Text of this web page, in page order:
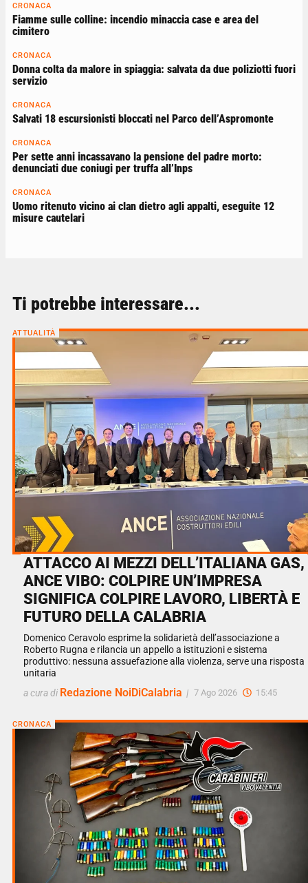
CRONACA
Fiamme sulle colline: incendio minaccia case e area del
cimitero
CRONACA
Donna colta da malore in spiaggia: salvata da due poliziotti fuori
servizio
CRONACA
Salvati 18 escursionisti bloccati nel Parco dell’Aspromonte
CRONACA
Per sette anni incassavano la pensione del padre morto:
denunciati due coniugi per truffa all’Inps
CRONACA
Uomo ritenuto vicino ai clan dietro agli appalti, eseguite 12
misure cautelari
Ti potrebbe interessare...
ATTUALITÀ
ATTACCO AI MEZZI DELL’ITALIANA GAS,
ANCE VIBO: COLPIRE UN’IMPRESA
SIGNIFICA COLPIRE LAVORO, LIBERTÀ E
FUTURO DELLA CALABRIA
Domenico Ceravolo esprime la solidarietà dell’associazione a
Roberto Rugna e rilancia un appello a istituzioni e sistema
produttivo: nessuna assuefazione alla violenza, serve una risposta
unitaria
a cura di Redazione NoiDiCalabria | 7 Ago 2026 15:45
CRONACA